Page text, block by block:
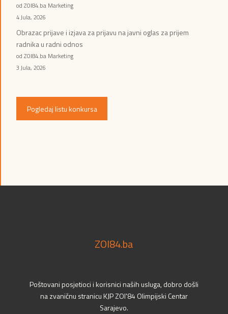
od ZOI84.ba Marketing
4 Jula, 2026
Obrazac prijave i izjava za prijavu na javni oglas za prijem
radnika u radni odnos
od ZOI84.ba Marketing
3 Jula, 2026
Pogledaj listu konkursa
ZOI84.ba
Poštovani posjetioci i korisnici naših usluga, dobro došli
na zvaničnu stranicu KJP ZOI'84 Olimpijski Centar
Sarajevo.